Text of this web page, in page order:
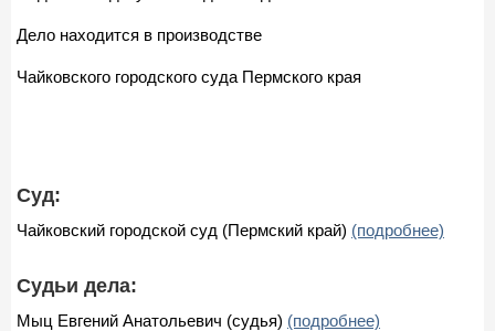
Дело находится в производстве
Чайковского городского суда Пермского края
Суд:
Чайковский городской суд (Пермский край) (подробнее)
Судьи дела:
Мыц Евгений Анатольевич (судья) (подробнее)